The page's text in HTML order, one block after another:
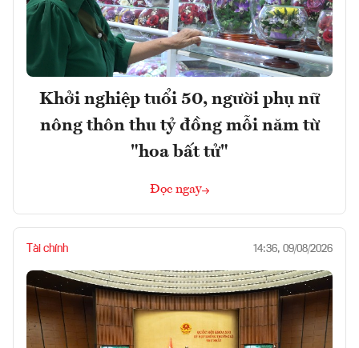
Khởi nghiệp tuổi 50, người phụ nữ
nông thôn thu tỷ đồng mỗi năm từ
"hoa bất tử"
Đọc ngay
Tài chính 14:36, 09/08/2026